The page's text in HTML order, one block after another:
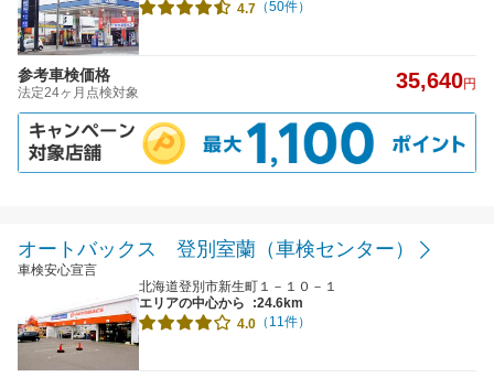
4.7 （50件）
参考車検価格
法定24ヶ月点検対象 35,640円
オートバックス 登別室蘭（車検センター）
車検安心宣言
北海道登別市新生町１－１０－１
エリアの中心から
:24.6km
4.0 （11件）